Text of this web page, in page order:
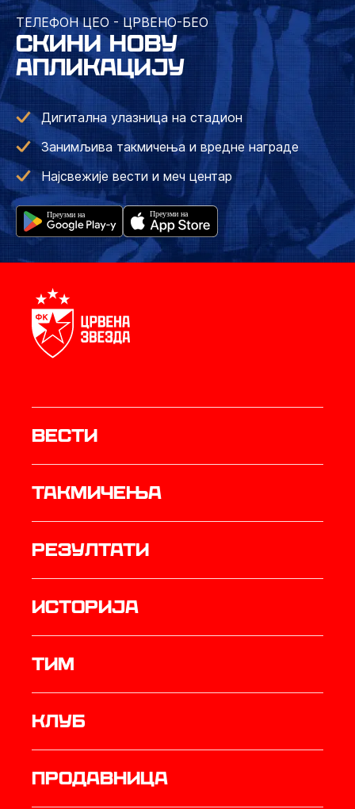
ТЕЛЕФОН ЦЕО - ЦРВЕНО-БЕО
СКИНИ НОВУ
АПЛИКАЦИЈУ
Дигитална улазница на стадион
Занимљива такмичења и вредне награде
Најсвежије вести и меч центар
Вести
Такмичења
резултати
историја
ТИМ
Клуб
продавница